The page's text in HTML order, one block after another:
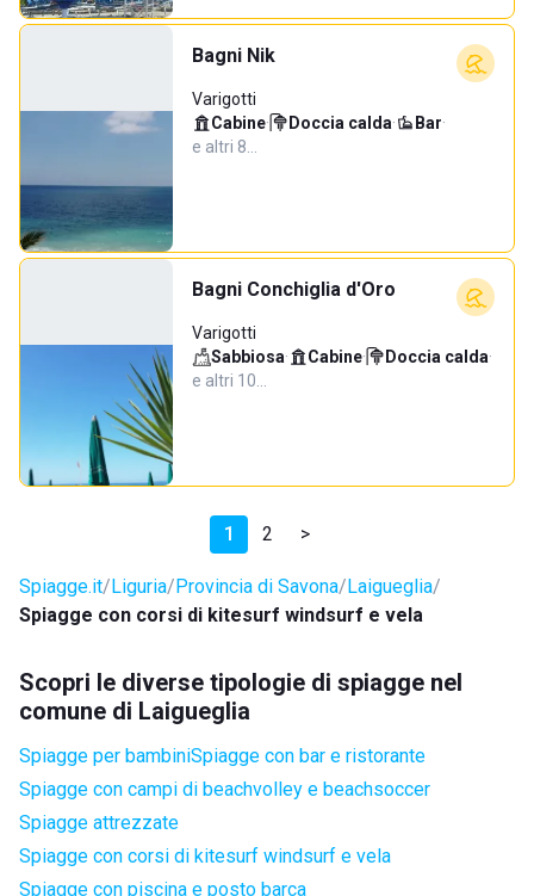
Bagni Nik
Varigotti
Cabine· Doccia calda· Bar·
e altri 8…
Bagni Conchiglia d'Oro
Varigotti
Sabbiosa· Cabine· Doccia calda·
e altri 10…
1 2 >
Spiagge.it Liguria Provincia di Savona Laigueglia
Spiagge con corsi di kitesurf windsurf e vela
Scopri le diverse tipologie di spiagge nel
comune di Laigueglia
Spiagge per bambiniSpiagge con bar e ristorante
Spiagge con campi di beachvolley e beachsoccer
Spiagge attrezzate
Spiagge con corsi di kitesurf windsurf e vela
Spiagge con piscina e posto barca